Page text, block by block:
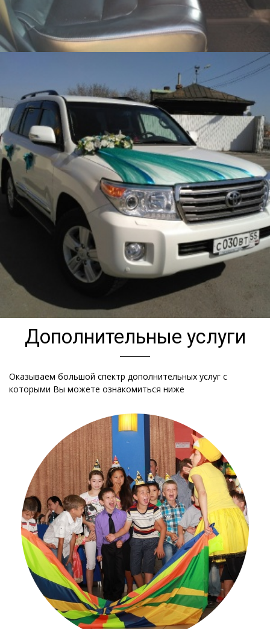
Дополнительные услуги
Оказываем большой спектр дополнительных услуг с
которыми Вы можете ознакомиться ниже